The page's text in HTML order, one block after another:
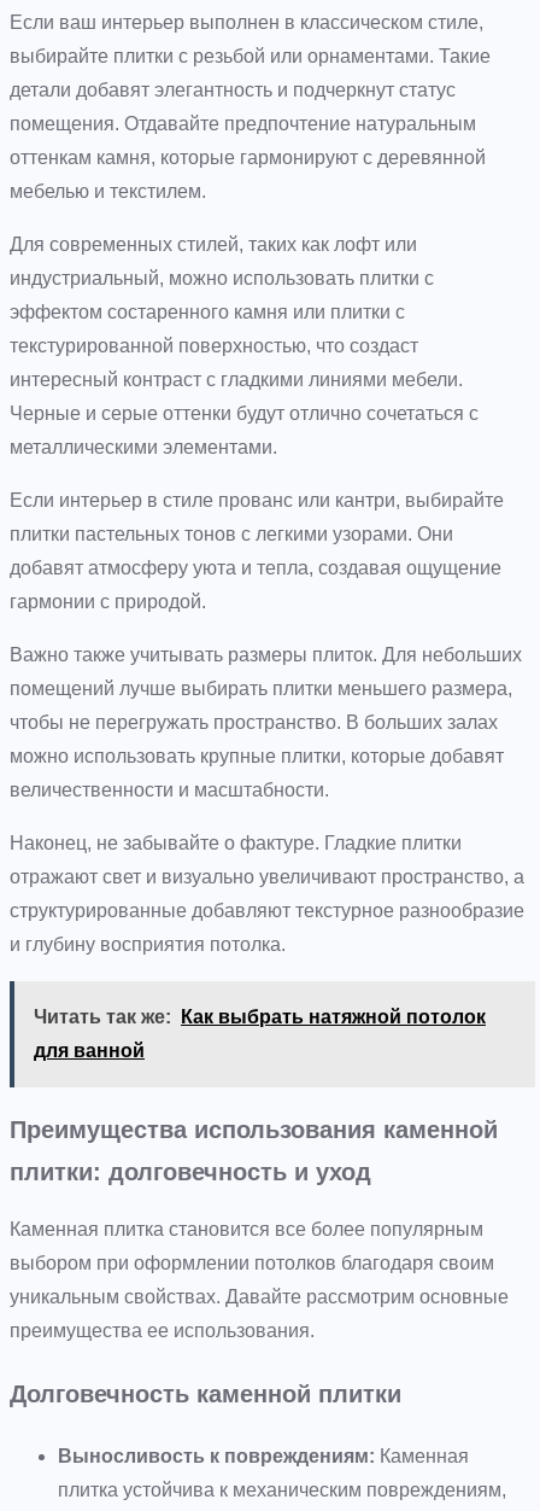
Если ваш интерьер выполнен в классическом стиле,
выбирайте плитки с резьбой или орнаментами. Такие
детали добавят элегантность и подчеркнут статус
помещения. Отдавайте предпочтение натуральным
оттенкам камня, которые гармонируют с деревянной
мебелью и текстилем.
Для современных стилей, таких как лофт или
индустриальный, можно использовать плитки с
эффектом состаренного камня или плитки с
текстурированной поверхностью, что создаст
интересный контраст с гладкими линиями мебели.
Черные и серые оттенки будут отлично сочетаться с
металлическими элементами.
Если интерьер в стиле прованс или кантри, выбирайте
плитки пастельных тонов с легкими узорами. Они
добавят атмосферу уюта и тепла, создавая ощущение
гармонии с природой.
Важно также учитывать размеры плиток. Для небольших
помещений лучше выбирать плитки меньшего размера,
чтобы не перегружать пространство. В больших залах
можно использовать крупные плитки, которые добавят
величественности и масштабности.
Наконец, не забывайте о фактуре. Гладкие плитки
отражают свет и визуально увеличивают пространство, а
структурированные добавляют текстурное разнообразие
и глубину восприятия потолка.
Читать так же:
Как выбрать натяжной потолок
для ванной
Преимущества использования каменной
плитки: долговечность и уход
Каменная плитка становится все более популярным
выбором при оформлении потолков благодаря своим
уникальным свойствах. Давайте рассмотрим основные
преимущества ее использования.
Долговечность каменной плитки
Выносливость к повреждениям: Каменная
плитка устойчива к механическим повреждениям,